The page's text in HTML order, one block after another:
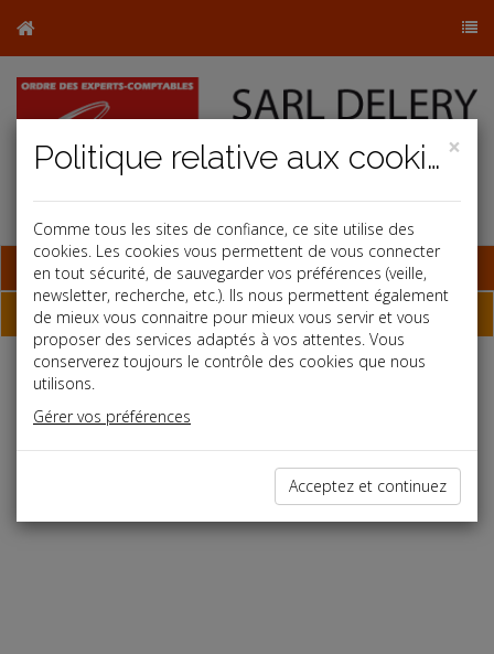
Base documentaire
Dossiers
Espace réservé
Ce contenu est réservé aux Clients
Si vous êtes client, saisissez votre identifiant et votre mot de
×
Politique relative aux cookies
Comme tous les sites de confiance, ce site utilise des
cookies. Les cookies vous permettent de vous connecter
en tout sécurité, de sauvegarder vos préférences (veille,
newsletter, recherche, etc.). Ils nous permettent également
de mieux vous connaitre pour mieux vous servir et vous
proposer des services adaptés à vos attentes. Vous
conserverez toujours le contrôle des cookies que nous
utilisons.
Gérer vos préférences
Acceptez et continuez